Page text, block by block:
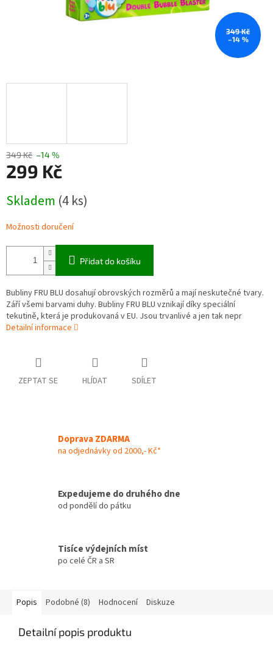
349 Kč
–14 %
349 Kč –14 %
299 Kč
cena:
Skladem (4 ks)
Možnosti doručení
Přidat do košíku
Bubliny FRU BLU dosahují obrovských rozměrů a mají neskutečné tvary.
Září všemi barvami duhy. Bubliny FRU BLU vznikají díky speciální
tekutině, která je produkovaná v EU. Jsou trvanlivé a jen tak nepr
Detailní informace
ZEPTAT SE HLÍDAT SDÍLET
Doprava ZDARMA
na odjednávky od 2000,- Kč*
Expedujeme do druhého dne
od pondělí do pátku
Tisíce výdejních míst
po celé ČR a SR
Popis Podobné (8) Hodnocení Diskuze
Detailní popis produktu